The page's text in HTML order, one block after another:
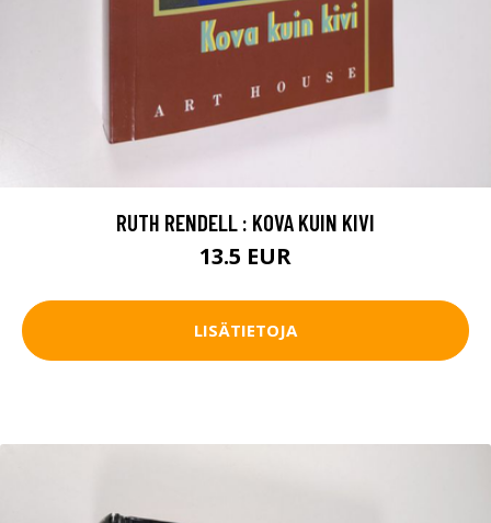
RUTH RENDELL : KOVA KUIN KIVI
13.5 EUR
LISÄTIETOJA